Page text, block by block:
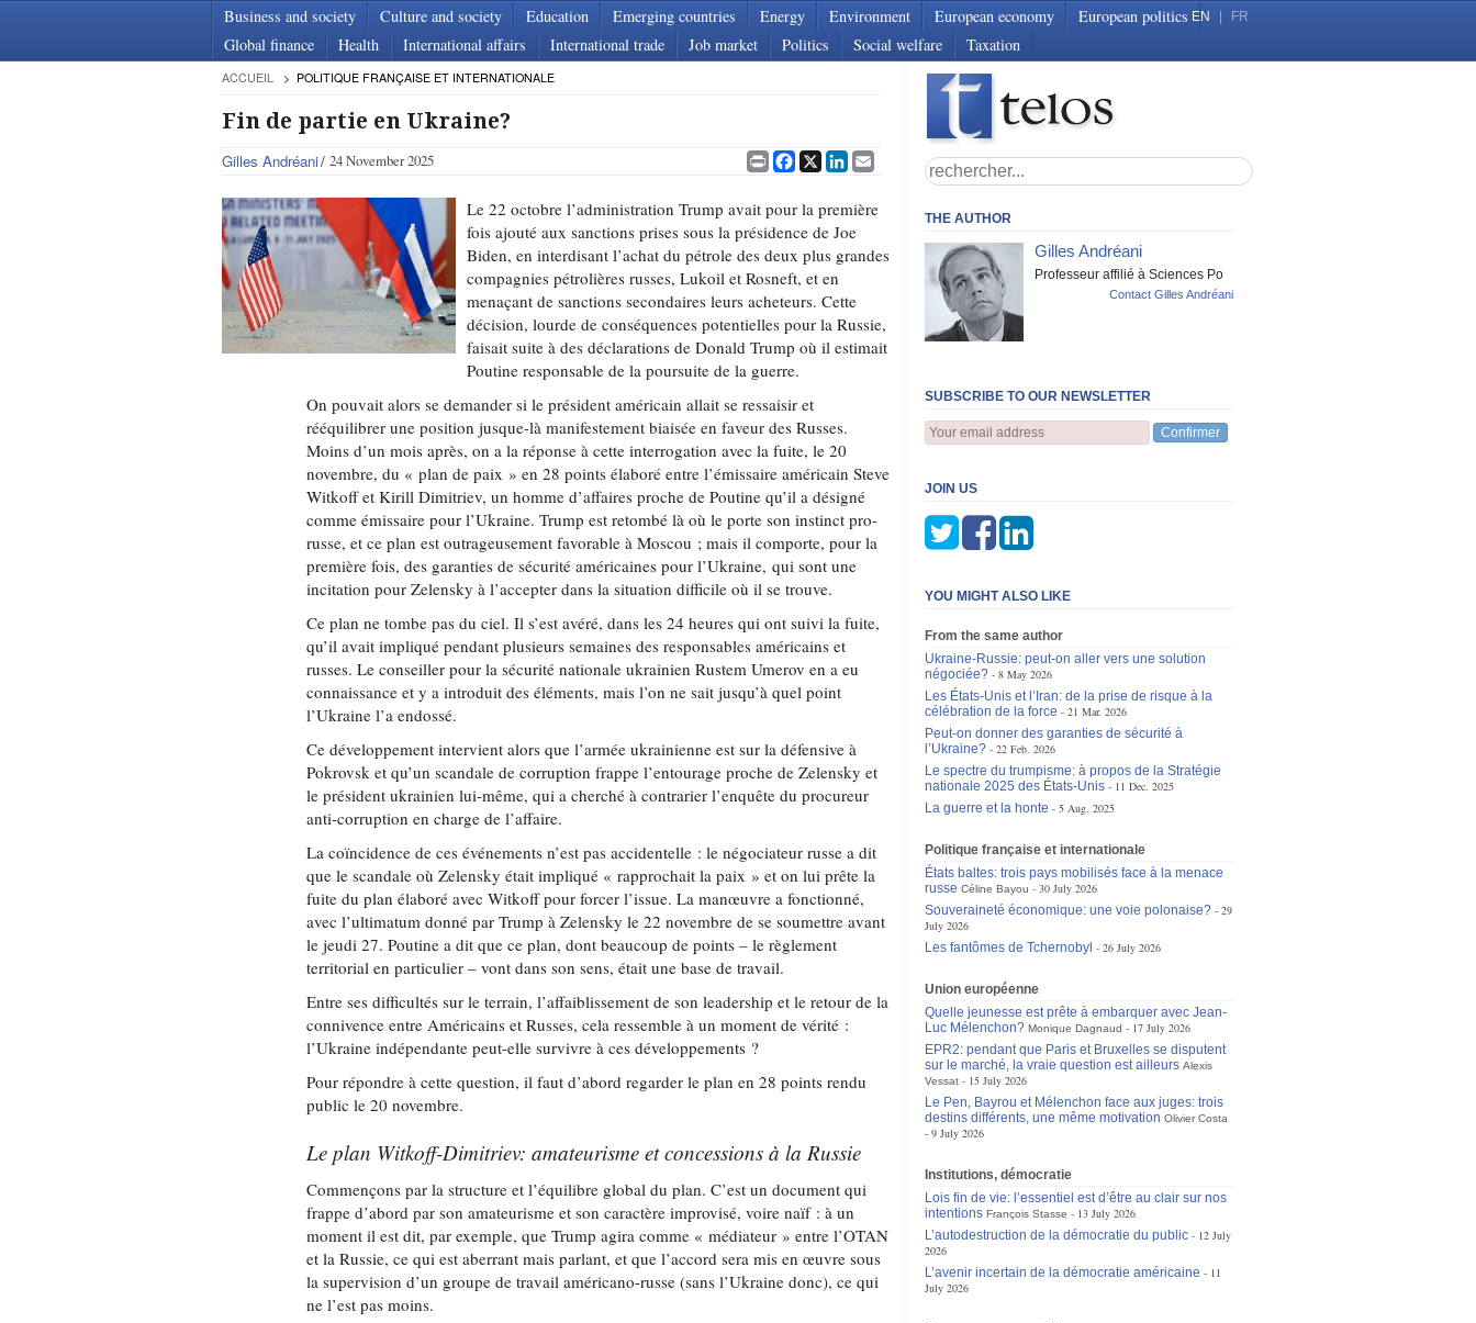
Business and society Culture and society Education Emerging countries Energy Environment European economy
European politics
Global finance
Health International affairs International trade Job market Politics Social welfare Taxation
EN FR
ACCUEIL POLITIQUE FRANÇAISE ET INTERNATIONALE
Fin de partie en Ukraine?
Gilles Andréani 24 November 2025 PrintFacebook
X LinkedIn
Email
Le 22 octobre l’administration Trump avait pour la première
fois ajouté aux sanctions prises sous la présidence de Joe
Biden, en interdisant l’achat du pétrole des deux plus grandes
compagnies pétrolières russes, Lukoil et Rosneft, et en
menaçant de sanctions secondaires leurs acheteurs. Cette
décision, lourde de conséquences potentielles pour la Russie,
faisait suite à des déclarations de Donald Trump où il estimait
Poutine responsable de la poursuite de la guerre.
On pouvait alors se demander si le président américain allait se ressaisir et
rééquilibrer une position jusque-là manifestement biaisée en faveur des Russes.
Moins d’un mois après, on a la réponse à cette interrogation avec la fuite, le 20
novembre, du « plan de paix » en 28 points élaboré entre l’émissaire américain Steve
Witkoff et Kirill Dimitriev, un homme d’affaires proche de Poutine qu’il a désigné
comme émissaire pour l’Ukraine. Trump est retombé là où le porte son instinct pro-
russe, et ce plan est outrageusement favorable à Moscou ; mais il comporte, pour la
première fois, des garanties de sécurité américaines pour l’Ukraine, qui sont une
incitation pour Zelensky à l’accepter dans la situation difficile où il se trouve.
Ce plan ne tombe pas du ciel. Il s’est avéré, dans les 24 heures qui ont suivi la fuite,
qu’il avait impliqué pendant plusieurs semaines des responsables américains et
russes. Le conseiller pour la sécurité nationale ukrainien Rustem Umerov en a eu
connaissance et y a introduit des éléments, mais l’on ne sait jusqu’à quel point
l’Ukraine l’a endossé.
Ce développement intervient alors que l’armée ukrainienne est sur la défensive à
Pokrovsk et qu’un scandale de corruption frappe l’entourage proche de Zelensky et
le président ukrainien lui-même, qui a cherché à contrarier l’enquête du procureur
anti-corruption en charge de l’affaire.
La coïncidence de ces événements n’est pas accidentelle : le négociateur russe a dit
que le scandale où Zelensky était impliqué « rapprochait la paix » et on lui prête la
fuite du plan élaboré avec Witkoff pour forcer l’issue. La manœuvre a fonctionné,
avec l’ultimatum donné par Trump à Zelensky le 22 novembre de se soumettre avant
le jeudi 27. Poutine a dit que ce plan, dont beaucoup de points – le règlement
territorial en particulier – vont dans son sens, était une base de travail.
Entre ses difficultés sur le terrain, l’affaiblissement de son leadership et le retour de la
connivence entre Américains et Russes, cela ressemble à un moment de vérité :
l’Ukraine indépendante peut-elle survivre à ces développements ?
Pour répondre à cette question, il faut d’abord regarder le plan en 28 points rendu
public le 20 novembre.
Le plan Witkoff-Dimitriev: amateurisme et concessions à la Russie
Commençons par la structure et l’équilibre global du plan. C’est un document qui
frappe d’abord par son amateurisme et son caractère improvisé, voire naïf : à un
moment il est dit, par exemple, que Trump agira comme « médiateur » entre l’OTAN
et la Russie, ce qui est aberrant mais parlant, et que l’accord sera mis en œuvre sous
la supervision d’un groupe de travail américano-russe (sans l’Ukraine donc), ce qui
ne l’est pas moins.
THE AUTHOR
Gilles Andréani
Professeur affilié à Sciences Po
Contact Gilles Andréani
SUBSCRIBE TO OUR NEWSLETTER
Confirmer
JOIN US
YOU MIGHT ALSO LIKE
From the same author
Ukraine-Russie: peut-on aller vers une solution
négociée?
8 May 2026
Les États-Unis et l’Iran: de la prise de risque à la
célébration de la force
21 Mar. 2026
Peut-on donner des garanties de sécurité à
l’Ukraine?
22 Feb. 2026
Le spectre du trumpisme: à propos de la Stratégie
nationale 2025 des États-Unis
11 Dec. 2025
La guerre et la honte
5 Aug. 2025
Politique française et internationale
États baltes: trois pays mobilisés face à la menace
russe Céline Bayou
30 July 2026
Souveraineté économique: une voie polonaise?
29
July 2026
Les fantômes de Tchernobyl
26 July 2026
Union européenne
Quelle jeunesse est prête à embarquer avec Jean-
Luc Mélenchon? Monique Dagnaud
17 July 2026
EPR2: pendant que Paris et Bruxelles se disputent
sur le marché, la vraie question est ailleurs Alexis
Vessat
15 July 2026
Le Pen, Bayrou et Mélenchon face aux juges: trois
destins différents, une même motivation Olivier Costa
9 July 2026
Institutions, démocratie
Lois fin de vie: l’essentiel est d’être au clair sur nos
intentions François Stasse
13 July 2026
L’autodestruction de la démocratie du public
12 July
2026
L’avenir incertain de la démocratie américaine
11
July 2026